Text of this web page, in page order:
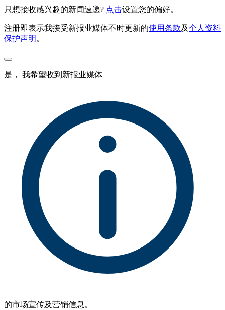
只想接收感兴趣的新闻速递? 点击设置您的偏好。
注册即表示我接受新报业媒体不时更新的使用条款及个人资料
保护声明 。
是， 我希望收到新报业媒体
的市场宣传及营销信息。